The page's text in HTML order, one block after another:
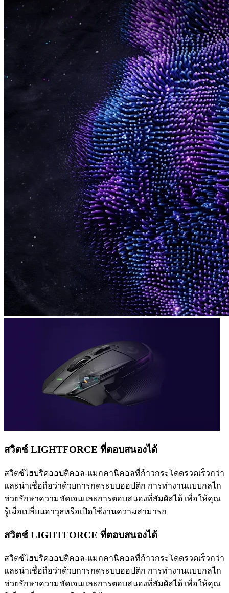
สวิตช์ LIGHTFORCE ที่ตอบสนองได้
สวิตช์ไฮบริดออปติคอล-แมกคานิคอลที่ก้าวกระโดดรวดเร็วกว่า
และน่าเชื่อถือว่าด้วยการกดระบบออปติก การทำงานแบบกลไก
ช่วยรักษาความชัดเจนและการตอบสนองที่สัมผัสได้ เพื่อให้คุณ
รู้เมื่อเปลี่ยนอาวุธหรือเปิดใช้งานความสามารถ
สวิตช์ LIGHTFORCE ที่ตอบสนองได้
สวิตช์ไฮบริดออปติคอล-แมกคานิคอลที่ก้าวกระโดดรวดเร็วกว่า
และน่าเชื่อถือว่าด้วยการกดระบบออปติก การทำงานแบบกลไก
ช่วยรักษาความชัดเจนและการตอบสนองที่สัมผัสได้ เพื่อให้คุณ